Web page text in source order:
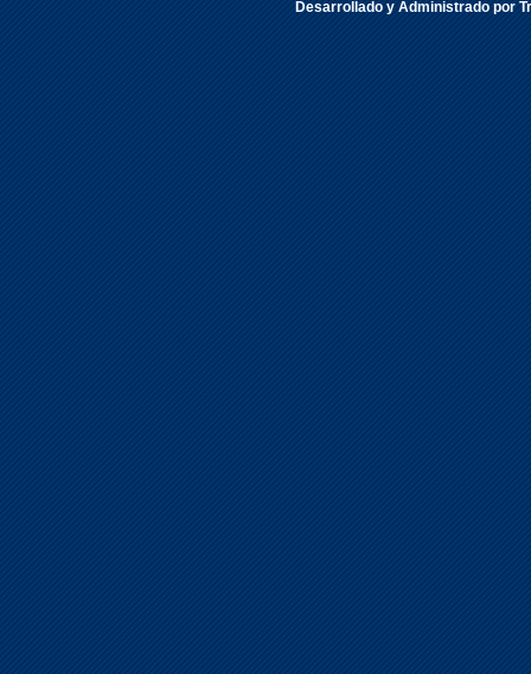
Desarrollado y Administrado por